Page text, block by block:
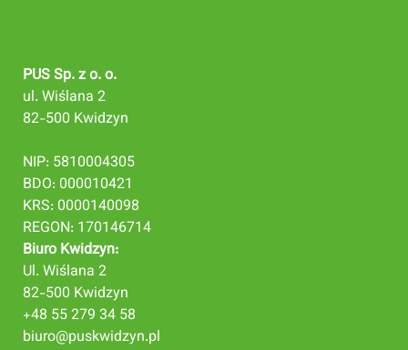
PUS Sp. z o. o.
ul. Wiślana 2
82-500 Kwidzyn
NIP: 5810004305
BDO: 000010421
KRS: 0000140098
REGON: 170146714
Biuro Kwidzyn:
Ul. Wiślana 2
82-500 Kwidzyn
+48 55 279 34 58
biuro@puskwidzyn.pl